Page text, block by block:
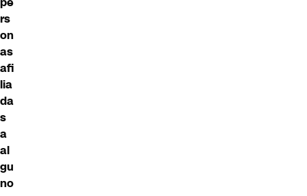
rs
on
as
afi
lia
da
s
a
al
gu
no